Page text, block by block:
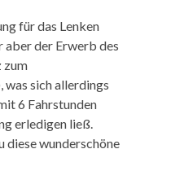
für das Lenken
aber der Erwerb des
zum
sich allerdings
6 Fahrstunden
erledigen ließ.
diese wunderschöne